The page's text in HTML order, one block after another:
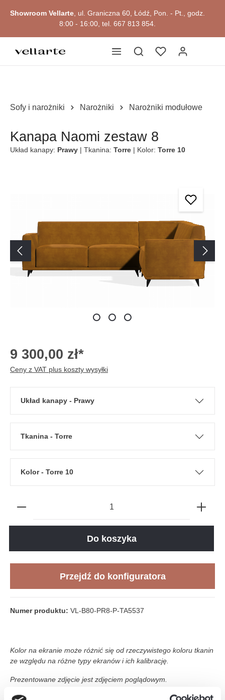
zawartości
Showroom Vellarte , ul. Graniczna 60, Łódź, Pon. - Pt., godz.
8:00 - 16:00, tel. 667 813 854.
Sofy i narożniki Narożniki Narożniki modułowe
Kanapa Naomi zestaw 8
Układ kanapy: Prawy | Tkanina: Torre | Kolor: Torre 10
9 300,00 zł*
Ceny z VAT plus koszty wysyłki
Układ kanapy - Prawy
Tkanina - Torre
Kolor - Torre 10
Do koszyka
Przejdź do konfiguratora
Numer produktu: VL-B80-PR8-P-TA5537
Kolor na ekranie może różnić się od rzeczywistego koloru tkanin
ze względu na różne typy ekranów i ich kalibrację.
Prezentowane zdjęcie jest zdjęciem poglądowym.